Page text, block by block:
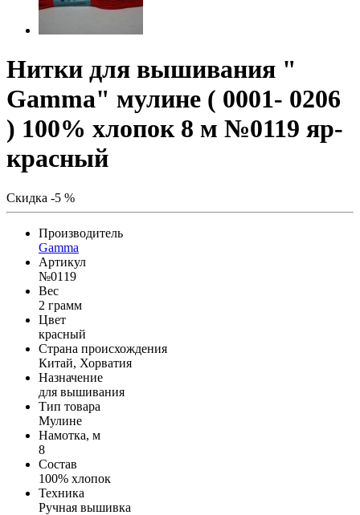
Нитки для вышивания "
Gamma" мулине ( 0001- 0206
) 100% хлопок 8 м №0119 яр-
красный
Скидка -5 %
Производитель
Gamma
Артикул
№0119
Вес
2 грамм
Цвет
красный
Страна происхождения
Китай, Хорватия
Назначение
для вышивания
Тип товара
Мулине
Намотка, м
8
Состав
100% хлопок
Техника
Ручная вышивка